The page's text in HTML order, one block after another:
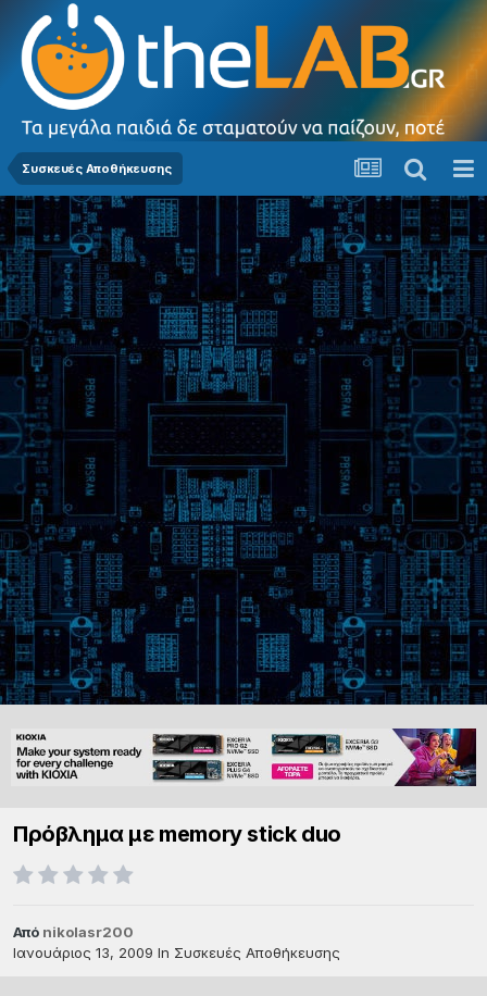
Συσκευές Αποθήκευσης
Πρόβλημα με memory stick duo
Από nikolasr200
Ιανουάριος 13, 2009 In Συσκευές Αποθήκευσης